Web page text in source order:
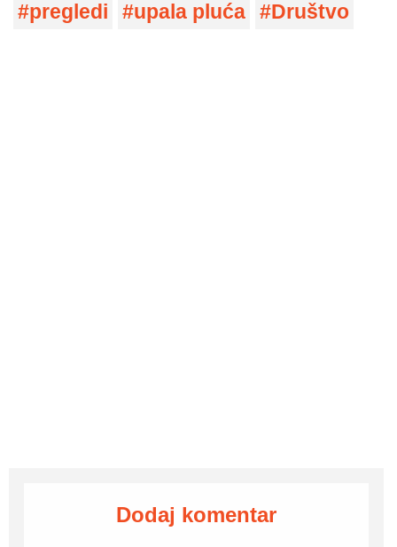
pregledi
upala pluća Društvo
Dodaj komentar